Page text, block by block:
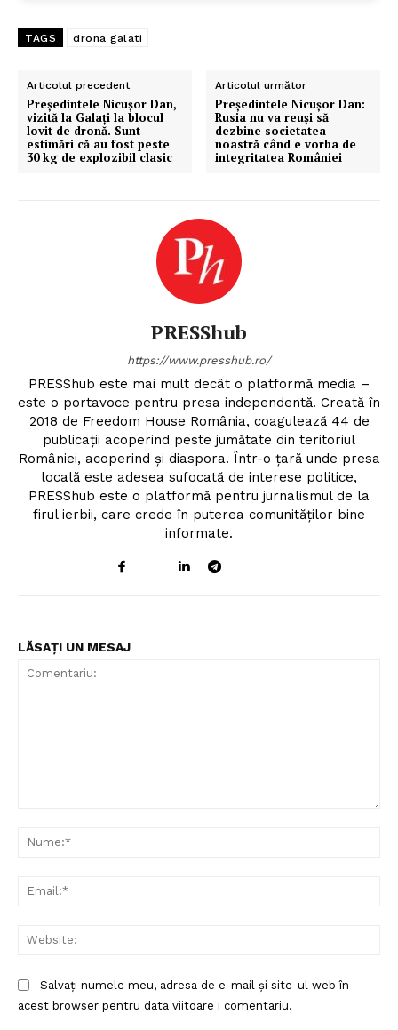
TAGS drona galati
Articolul precedent
Președintele Nicuşor Dan,
vizită la Galați la blocul
lovit de dronă. Sunt
estimări că au fost peste
30 kg de explozibil clasic
Articolul următor
Președintele Nicuşor Dan:
Rusia nu va reuşi să
dezbine societatea
noastră când e vorba de
integritatea României
PRESShub
https://www.presshub.ro/
PRESShub este mai mult decât o platformă media –
este o portavoce pentru presa independentă. Creată în
2018 de Freedom House România, coagulează 44 de
publicații acoperind peste jumătate din teritoriul
României, acoperind și diaspora. Într-o țară unde presa
locală este adesea sufocată de interese politice,
PRESShub este o platformă pentru jurnalismul de la
firul ierbii, care crede în puterea comunităților bine
informate.
LĂSAȚI UN MESAJ
Salvați numele meu, adresa de e-mail și site-ul web în
acest browser pentru data viitoare i comentariu.